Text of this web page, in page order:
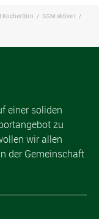
Kochertürn / SGM aktive I /
einer soliden
zu
wir allen
der Gemeinschaft